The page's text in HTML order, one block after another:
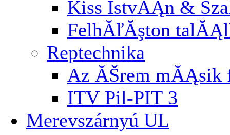
Kiss IstvĂĄn &
FelhĂľĂşton
Reptechnika
Az ĂŠrem mĂĄsik
ITV Pil-PIT 3
Merevszárnyú UL